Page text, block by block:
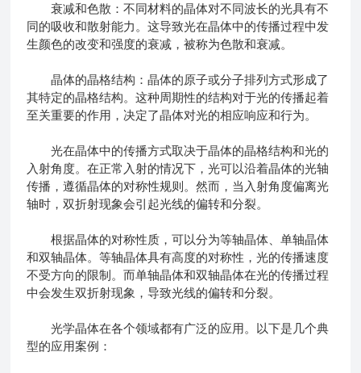
衰减和色散：不同材料的晶体对不同波长的光具有不
同的吸收和散射能力。这导致光在晶体中的传播过程中发
生颜色的改变和强度的衰减，被称为色散和衰减。
晶体的晶格结构：晶体的原子或分子排列方式形成了
其特定的晶格结构。这种周期性的结构对于光的传播起着
至关重要的作用，决定了晶体对光的相应响应和行为。
光在晶体中的传播方式取决于晶体的晶格结构和光的
入射角度。在正常入射的情况下，光可以沿着晶体的光轴
传播，遵循晶体的对称性规则。然而，当入射角度偏离光
轴时，双折射现象会引起光线的偏转和分裂。
根据晶体的对称性质，可以分为等轴晶体、单轴晶体
和双轴晶体。等轴晶体具有高度的对称性，光的传播速度
不受方向的限制。而单轴晶体和双轴晶体在光的传播过程
中会发生双折射现象，导致光线的偏转和分裂。
光学晶体在各个领域都有广泛的应用。以下是几个典
型的应用案例：